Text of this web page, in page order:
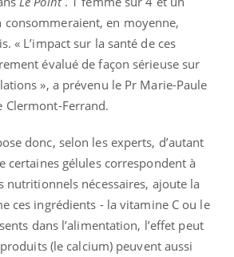
en moyenne,
« L’impact sur la santé de ces
évalué de façon sérieuse sur
», a prévenu le Pr Marie-Paule
Clermont-Ferrand.
donc, selon les experts, d’autant
certaines gélules correspondent à
nutritionnels nécessaires, ajoute la
ces ingrédients - la vitamine C ou le
dans l’alimentation, l’effet peut
(le calcium) peuvent aussi